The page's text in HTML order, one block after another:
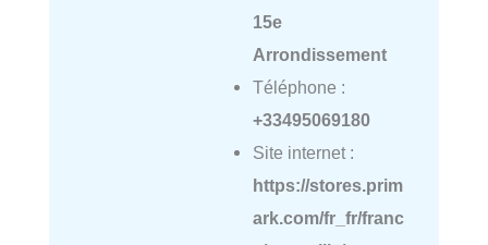
15e
Arrondissement
Téléphone :
+33495069180
Site internet :
https://stores.prim
ark.com/fr_fr/franc